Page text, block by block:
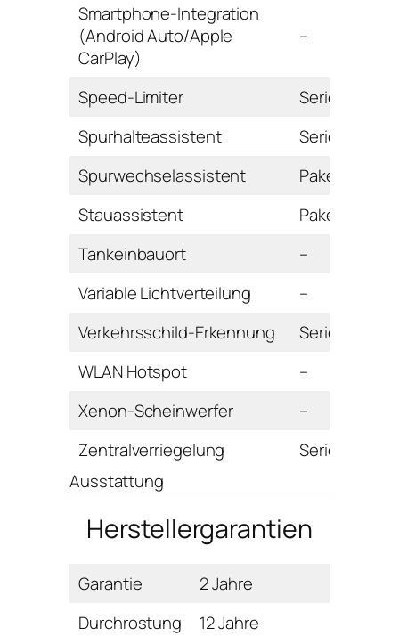
Smartphone-Integration
(Android Auto/Apple
CarPlay)
–
Speed-Limiter
Serie
Spurhalteassistent
Serie
Spurwechselassistent
Paket
Stauassistent
Paket
Tankeinbauort
–
Variable Lichtverteilung
–
Verkehrsschild-Erkennung
Serie
WLAN Hotspot
–
Xenon-Scheinwerfer
–
Zentralverriegelung
Serie
Ausstattung
Herstellergarantien
Garantie
2 Jahre
Durchrostung
12 Jahre